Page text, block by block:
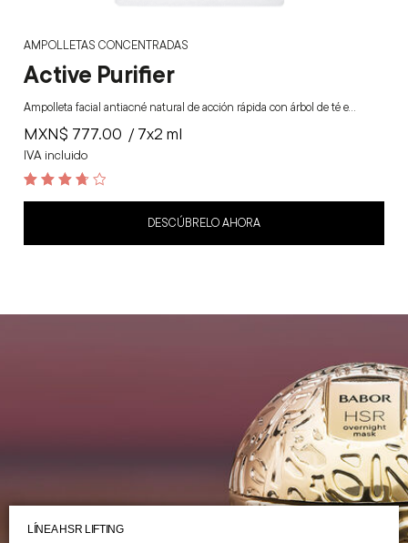
AMPOLLETAS CONCENTRADAS
Active Purifier
Ampolleta facial antiacné natural de acción rápida con árbol de té e…
MXN$ 777.00
IVA incluido
/ 7x2 ml
DESCÚBRELO AHORA
LÍNEA HSR LIFTING